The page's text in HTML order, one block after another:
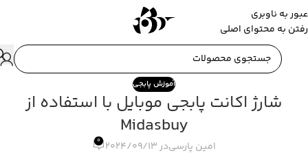
عبور به ناوبری
رفتن به محتوای اصلی
آموزش پابجی
شارژ اکانت پابجی موبایل با استفاده از
Midasbuy
امین پارسیدر 2024/09/13 0